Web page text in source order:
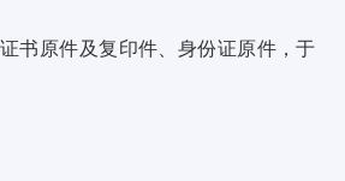
书原件及复印件、身份证原件，于